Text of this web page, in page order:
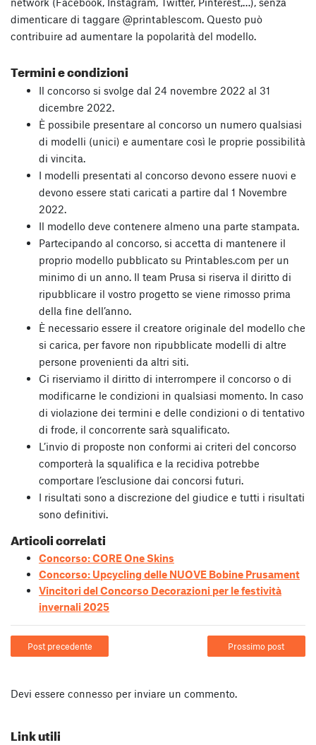
dimenticare di taggare @printablescom. Questo può
contribuire ad aumentare la popolarità del modello.
Termini e condizioni
Il concorso si svolge dal 24 novembre 2022 al 31
dicembre 2022.
È possibile presentare al concorso un numero qualsiasi
di modelli (unici) e aumentare così le proprie possibilità
di vincita.
I modelli presentati al concorso devono essere nuovi e
devono essere stati caricati a partire dal 1 Novembre
2022.
Il modello deve contenere almeno una parte stampata.
Partecipando al concorso, si accetta di mantenere il
proprio modello pubblicato su Printables.com per un
minimo di un anno. Il team Prusa si riserva il diritto di
ripubblicare il vostro progetto se viene rimosso prima
della fine dell’anno.
È necessario essere il creatore originale del modello che
si carica, per favore non ripubblicate modelli di altre
persone provenienti da altri siti.
Ci riserviamo il diritto di interrompere il concorso o di
modificarne le condizioni in qualsiasi momento. In caso
di violazione dei termini e delle condizioni o di tentativo
di frode, il concorrente sarà squalificato.
L’invio di proposte non conformi ai criteri del concorso
comporterà la squalifica e la recidiva potrebbe
comportare l’esclusione dai concorsi futuri.
I risultati sono a discrezione del giudice e tutti i risultati
sono definitivi.
Articoli correlati
Concorso: CORE One Skins
Concorso: Upcycling delle NUOVE Bobine Prusament
Vincitori del Concorso Decorazioni per le festività
invernali 2025
Post precedente Prossimo post
Devi essere connesso per inviare un commento.
Link utili